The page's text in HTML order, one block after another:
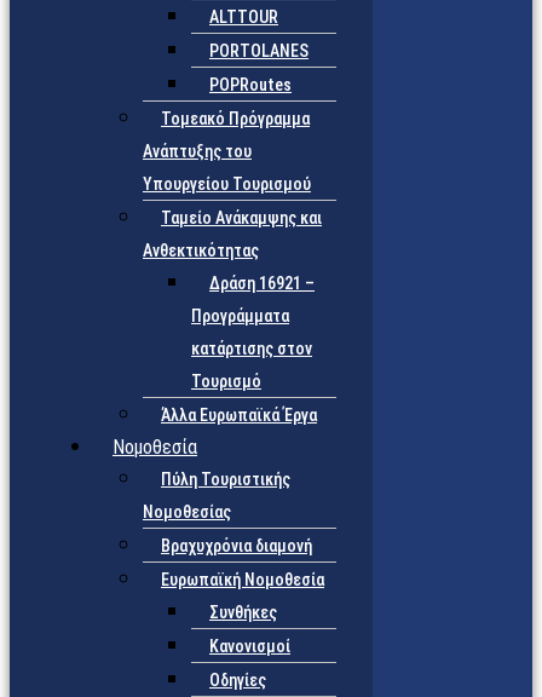
ALTTOUR
PORTOLANES
POPRoutes
Τομεακό Πρόγραμμα
Ανάπτυξης του
Υπουργείου Τουρισμού
Ταμείο Ανάκαμψης και
Ανθεκτικότητας
Δράση 16921 –
Προγράμματα
κατάρτισης στον
Τουρισμό
Άλλα Ευρωπαϊκά Έργα
Νομοθεσία
Πύλη Τουριστικής
Νομοθεσίας
Βραχυχρόνια διαμονή
Ευρωπαϊκή Νομοθεσία
Συνθήκες
Κανονισμοί
Οδηγίες